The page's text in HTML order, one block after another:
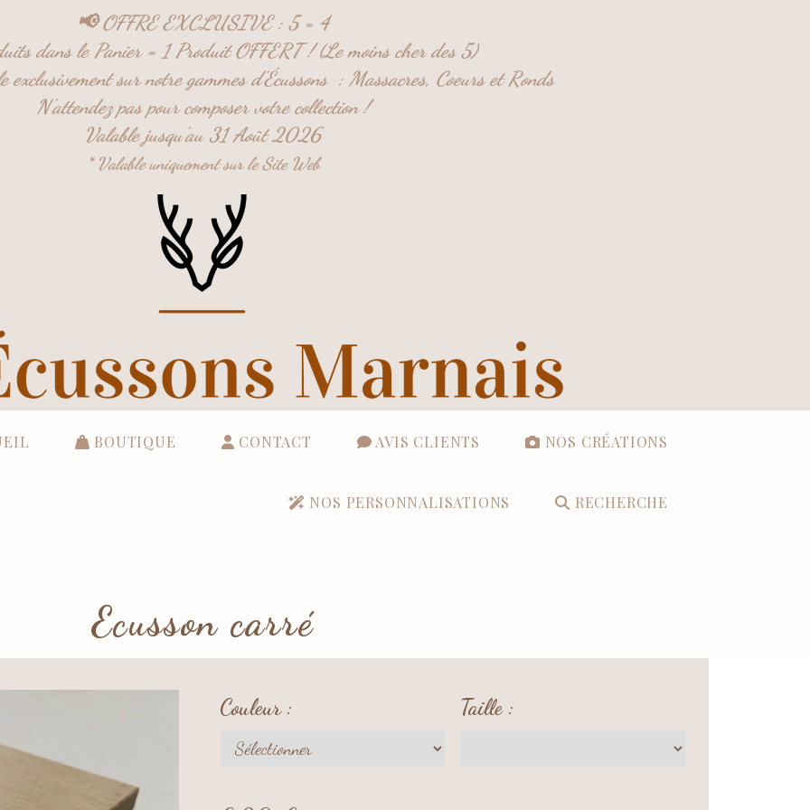
📢 OFFRE EXCLUSIVE : 5 = 4
dans le Panier = 1 Produit OFFERT ! (Le moins cher des 5)
exclusivement sur notre gammes d'Écussons : Massacres, Coeurs etRonds
N'attendez pas pour composer votre collection !
Valable jusqu'au 31 Août 2026
* Valable uniquement sur le Site Web
BOUTIQUE CONTACT AVIS CLIENTS NOS CRÉATIONS
NOS PERSONNALISATIONS RECHERCHE
Ecusson carré
Couleur : Taille :